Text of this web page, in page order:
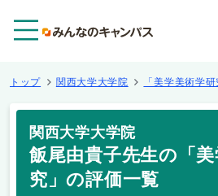
トップ 関西大学大学院 「美学美術学
関西大学大学院
飯尾由貴子先生の「
究」の評価一覧